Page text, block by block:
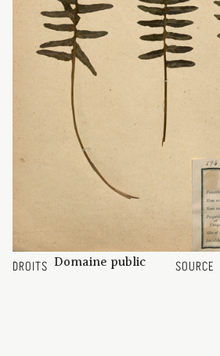
DROITS Domaine public SOURCE